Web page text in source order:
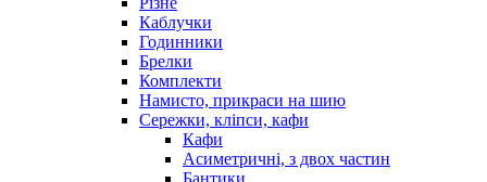
Каблучки
Годинники
Брелки
Комплекти
Намисто, прикраси на шию
Сережки, кліпси, кафи
Кафи
Асиметричні, з двох частин
Бантики